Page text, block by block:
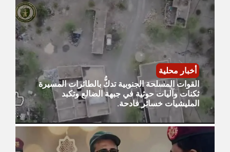
أخبار محلية
القوات المسلحة الجنوبية تدكُّ بالطائرات المسيرة
ثكنات وآليات حوثية في جبهة الضالع وتكبد
المليشيات خسائر فادحة.